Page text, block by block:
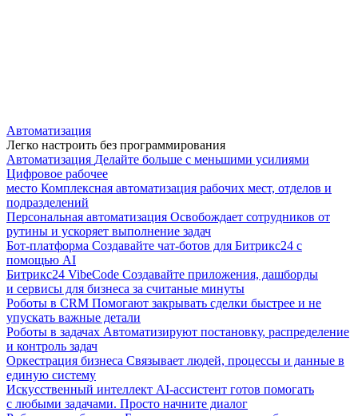
Автоматизация
Легко настроить без программирования
Автоматизация Делайте больше с меньшими усилиями
Цифровое рабочее
место Комплексная автоматизация рабочих мест, отделов и
подразделений
Персональная автоматизация Освобождает сотрудников от
рутины и ускоряет выполнение задач
Бот-платформа Создавайте чат-ботов для Битрикс24 с
помощью AI
Битрикс24 VibeCode Создавайте приложения, дашборды
и сервисы для бизнеса за считаные минуты
Роботы в CRM Помогают закрывать сделки быстрее и не
упускать важные детали
Роботы в задачах Автоматизируют постановку, распределение
и контроль задач
Оркестрация бизнеса Связывает людей, процессы и данные в
единую систему
Искусственный интеллект AI-ассистент готов помогать
с любыми задачами. Просто начните диалог